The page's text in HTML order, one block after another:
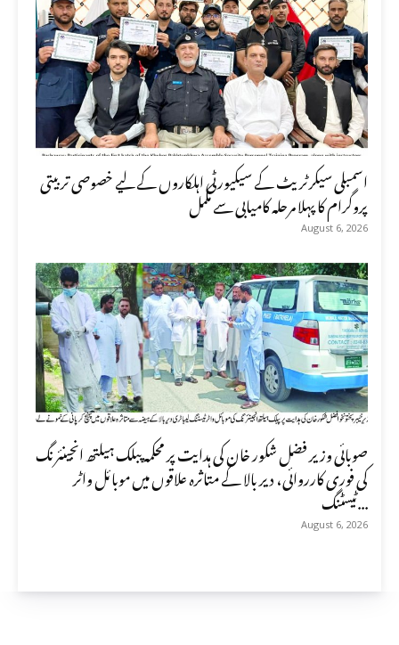
اسمبلی سیکرٹریٹ کے سیکیورٹی اہلکاروں کے لیے خصوصی تربیتی
پروگرام کا پہلا مرحلہ کامیابی سے مکمل
August 6, 2026
صوبائی وزیر فضل شکور خان کی ہدایت پر محکمہ پبلک ہیلتھ انجینئرنگ
کی فوری کارروائی، دیر بالا کے متاثرہ علاقوں میں موبائل واٹر
ٹیسٹنگ...
August 6, 2026